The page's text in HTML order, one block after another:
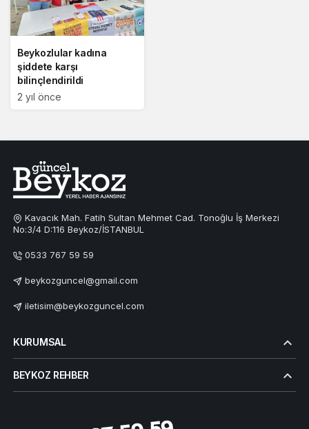
Beykozlular kadına
şiddete karşı
bilinçlendirildi
2 yıl önce
Kavacık Mah. Fatih Sultan Mehmet Cad. Tonoğlu İş Merkezi
No:3/4 D:116 Beykoz/İSTANBUL
0533 767 59 59
beykozguncel@gmail.com
iletisim@beykozguncel.com
KURUMSAL
BEYKOZ REHBER